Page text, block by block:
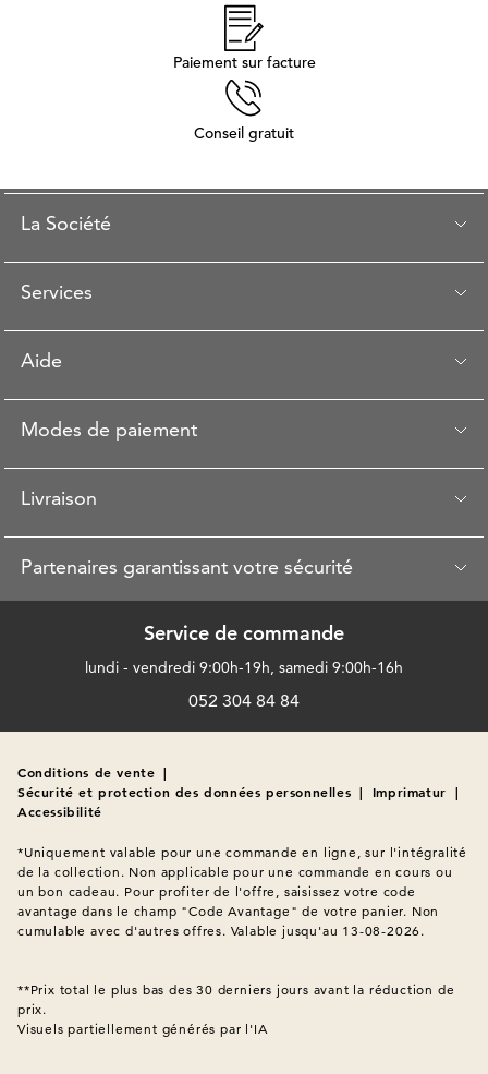
Paiement sur facture
Conseil gratuit
La Société
Services
Aide
Modes de paiement
Livraison
Partenaires garantissant votre sécurité
Service de commande
lundi - vendredi 9:00h-19h, samedi 9:00h-16h
052 304 84 84
Conditions de vente |
Sécurité et protection des données personnelles | Imprimatur |
Accessibilité
*Uniquement valable pour une commande en ligne, sur l'intégralité
de la collection. Non applicable pour une commande en cours ou
un bon cadeau. Pour profiter de l'offre, saisissez votre code
avantage dans le champ "Code Avantage" de votre panier. Non
cumulable avec d'autres offres. Valable jusqu'au 13-08-2026.
**Prix total le plus bas des 30 derniers jours avant la réduction de
Visuels partiellement générés par l'IA